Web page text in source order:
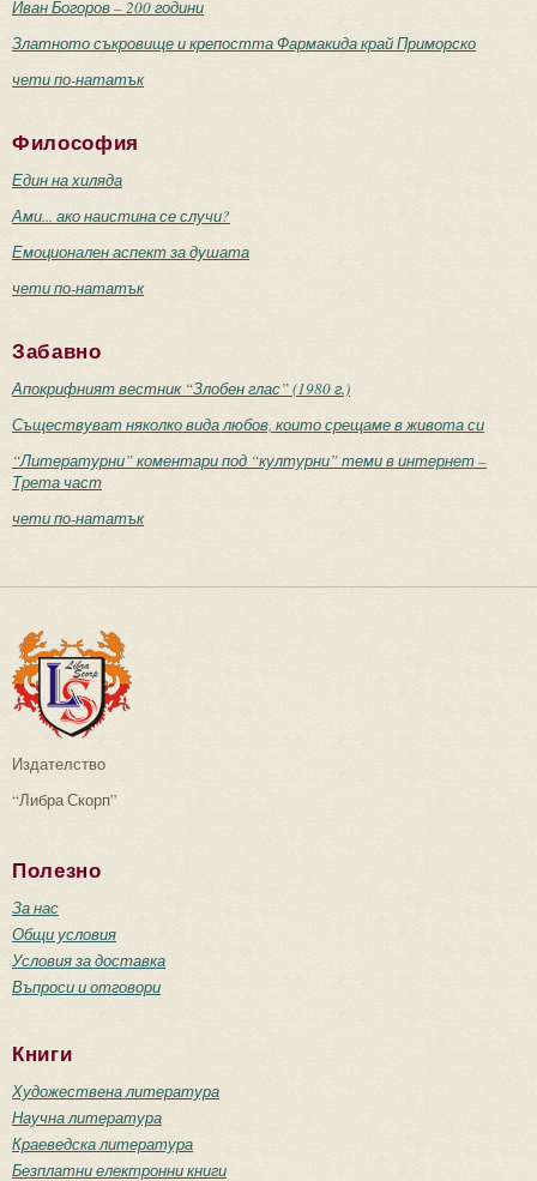
Иван Богоров – 200 години
Златното съкровище и крепостта Фармакида край Приморско
чети по-нататък
Философия
Един на хиляда
Ами... ако наистина се случи?
Емоционален аспект за душата
чети по-нататък
Забавно
Апокрифният вестник “Злобен глас” (1980 г.)
Съществуват няколко вида любов, които срещаме в живота си
“Литературни” коментари под “културни” теми в интернет –
Трета част
чети по-нататък
Издателство
“Либра Скорп”
Полезно
За нас
Общи условия
Условия за доставка
Въпроси и отговори
Книги
Художествена литература
Научна литература
Краеведска литература
Безплатни електронни книги